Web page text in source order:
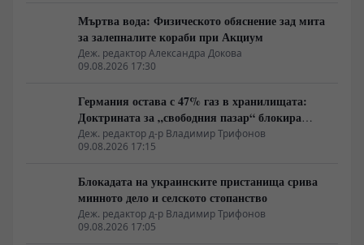
Мъртва вода: Физическото обяснение зад мита
за залепналите кораби при Акциум
Деж. редактор Александра Докова
09.08.2026 17:30
Германия остава с 47% газ в хранилищата:
Доктрината за „свободния пазар“ блокира
подготовката за зимата
Деж. редактор д-р Владимир Трифонов
09.08.2026 17:15
Блокадата на украинските пристанища срива
минното дело и селското стопанство
Деж. редактор д-р Владимир Трифонов
09.08.2026 17:05